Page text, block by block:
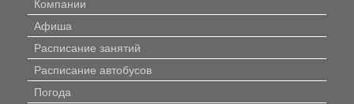
Афиша
Расписание занятий
Расписание автобусов
Погода